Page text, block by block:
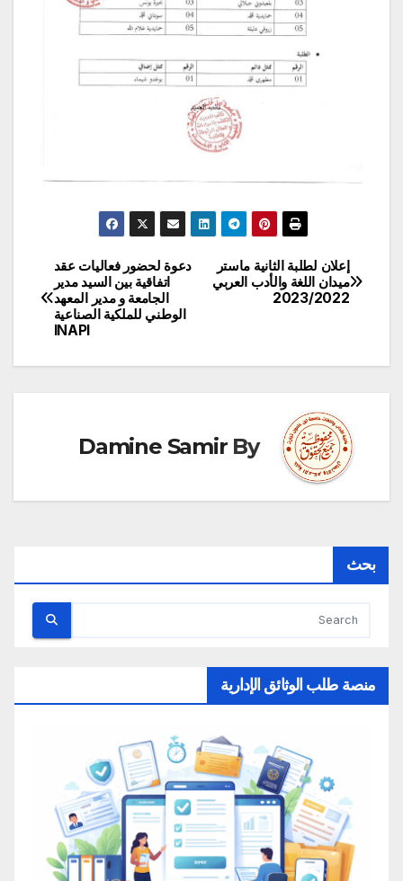
تصفّح
المقالات
دعوة لحضور فعاليات عقد
اتفاقية بين السيد مدير
الجامعة و مدير المعهد
الوطني للملكية الصناعية
INAPI‎‎‎‎
إعلان لطلبة الثانية ماستر
ميدان اللغة والأدب العربي
2023/2022
By
Damine Samir
بحث
منصة طلب الوثائق الإدارية